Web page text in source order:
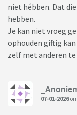
duidelijk. Waarom
Waarom aan mijn
zoon summier
zijn vriendin
Doordat ik
Ook met de
ging eraan
niet hébben. Dat
hebben.
Je kan niet vroeg
ophouden giftig
zelf met anderen te
07-01-2026